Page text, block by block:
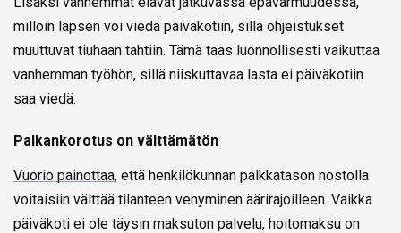
milloin lapsen voi viedä päiväkotiin, sillä ohjeistukset
muuttuvat tiuhaan tahtiin. Tämä taas luonnollisesti vaikuttaa
vanhemman työhön, sillä niiskuttavaa lasta ei päiväkotiin
saa viedä.
Palkankorotus on välttämätön
Vuorio painottaa, että henkilökunnan palkkatason nostolla
voitaisiin välttää tilanteen venyminen äärirajoilleen. Vaikka
päiväkoti ei ole täysin maksuton palvelu, hoitomaksu on